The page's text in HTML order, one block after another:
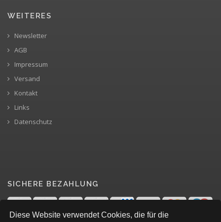
Diese Website verwendet Cookies, die für die
WEITERES
Newsletter
AGB
Impressum
Versand
Kontakt
Links
Datenschutz
SICHERE BEZAHLUNG